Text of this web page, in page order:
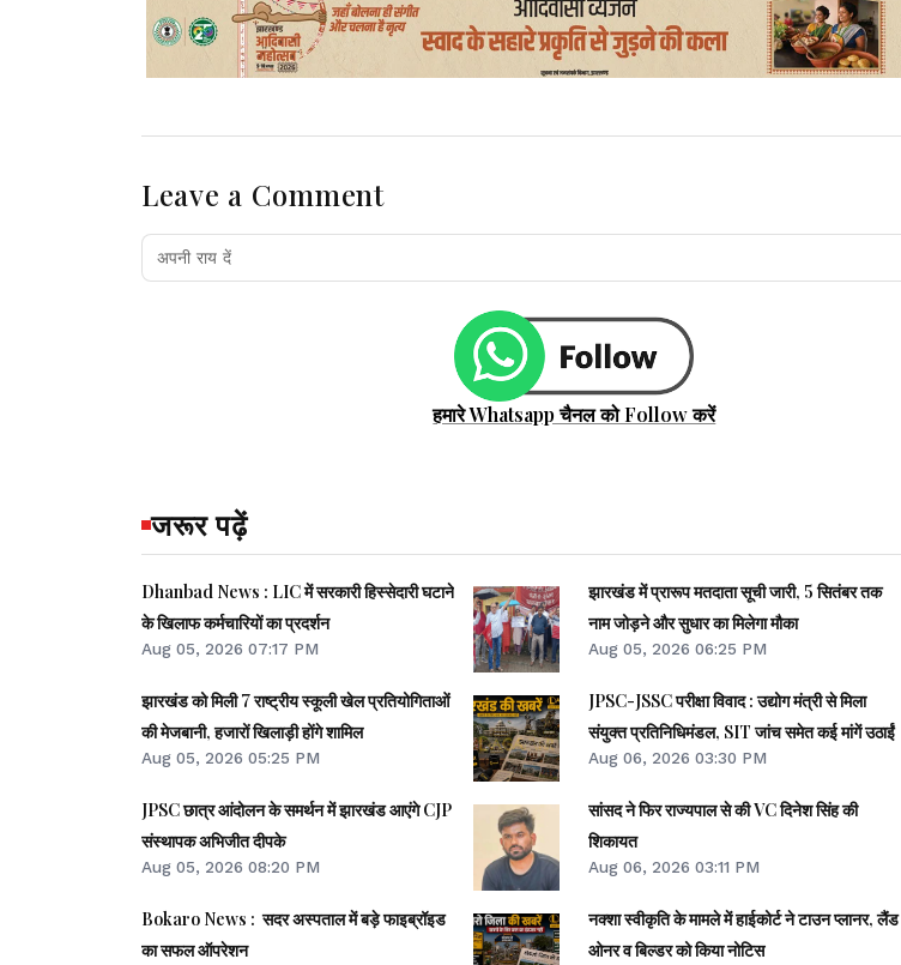
Leave a Comment
हमारे Whatsapp चैनल को Follow करें
जरूर पढ़ें
Dhanbad News : LIC में सरकारी हिस्सेदारी घटाने
के खिलाफ कर्मचारियों का प्रदर्शन
Aug 05, 2026 07:17 PM
झारखंड को मिली 7 राष्ट्रीय स्कूली खेल प्रतियोगिताओं
की मेजबानी, हजारों खिलाड़ी होंगे शामिल
Aug 05, 2026 05:25 PM
JPSC छात्र आंदोलन के समर्थन में झारखंड आएंगे CJP
संस्थापक अभिजीत दीपके
Aug 05, 2026 08:20 PM
Bokaro News : सदर अस्पताल में बड़े फाइब्रॉइड
का सफल ऑपरेशन
झारखंड में प्रारूप मतदाता सूची जारी, 5 सितंबर तक
नाम जोड़ने और सुधार का मिलेगा मौका
Aug 05, 2026 06:25 PM
JPSC-JSSC परीक्षा विवाद : उद्योग मंत्री से मिला
संयुक्त प्रतिनिधिमंडल, SIT जांच समेत कई मांगें उठाईं
Aug 06, 2026 03:30 PM
सांसद ने फिर राज्यपाल से की VC दिनेश सिंह की
शिकायत
Aug 06, 2026 03:11 PM
नक्शा स्वीकृति के मामले में हाईकोर्ट ने टाउन प्लानर, लैंड
ओनर व बिल्डर को किया नोटिस